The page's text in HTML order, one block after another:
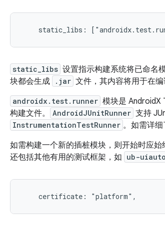
static_libs 设置指示构建系统将已命名
块都会生成
.jar 文件，其内容将用于在
androidx.test.runner 模块是 AndroidX
构建文件。
AndroidJUnitRunner 支持
InstrumentationTestRunner 。如需详
如需构建一个新的插桩模块，则开始时应始
还包括其他有用的测试框架，如 ub-